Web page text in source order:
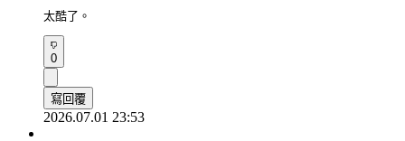
太酷了。
0
寫回覆
2026.07.01 23:53